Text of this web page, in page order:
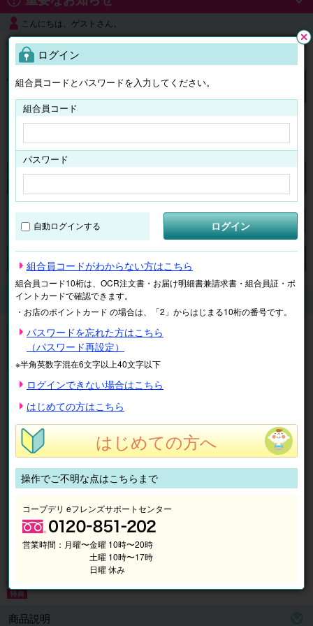
こんにちは、ゲストさん。
よくある質問
ログイン
くらしのサービス マイページ
検索
くらしのサービス 子ども学習
【入学金半額キャンペーン】実施中!
ECCジュニア
無料体験レッスン受付中♪
商品説明
る
ログイン
組合員コードとパスワードを入力してください。
組合員コード
パスワード
自動ログインする ログイン
組合員コードがわからない方はこちら
組合員コード10桁は、OCR注文書・お届け明細書兼請求書・組合員証・ポ
イントカードで確認できます。
・お店のポイントカード の場合は、「2」からはじまる10桁の番号です。
パスワードを忘れた方はこちら
（パスワード再設定）
※半角英数字混在6文字以上40文字以下
ログインできない場合はこちら
はじめての方はこちら
はじめての方へ
操作でご不明な点はこちらまで
コープデリ eフレンズサポートセンター
営業時間： 月曜〜金曜 10時〜20時
土曜 10時〜17時
日曜 休み